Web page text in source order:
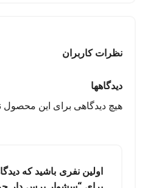
نظرات کاربران
دیدگاهها
هیچ دیدگاهی برای این
اولین نفری باشید که